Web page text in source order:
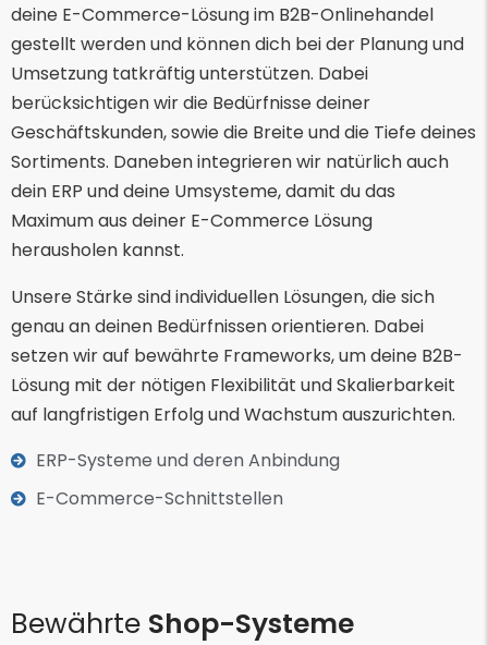
deine E-Commerce-Lösung im B2B-Onlinehandel
gestellt werden und können dich bei der Planung und
Umsetzung tatkräftig unterstützen. Dabei
berücksichtigen wir die Bedürfnisse deiner
Geschäftskunden, sowie die Breite und die Tiefe deines
Sortiments. Daneben integrieren wir natürlich auch
dein ERP und deine Umsysteme, damit du das
Maximum aus deiner E-Commerce Lösung
herausholen kannst.
Unsere Stärke sind individuellen Lösungen, die sich
genau an deinen Bedürfnissen orientieren. Dabei
setzen wir auf bewährte Frameworks, um deine B2B-
Lösung mit der nötigen Flexibilität und Skalierbarkeit
auf langfristigen Erfolg und Wachstum auszurichten.
ERP-Systeme und deren Anbindung
E-Commerce-Schnittstellen
Bewährte Shop-Systeme